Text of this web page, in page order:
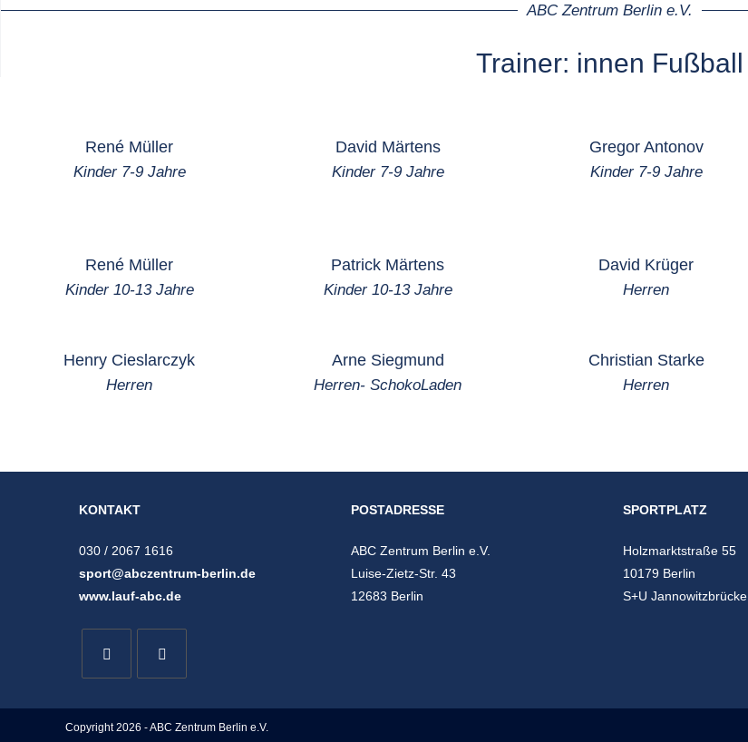
ABC Zentrum Berlin e.V.
Trainer: innen Fußball
René Müller
Kinder 7-9 Jahre
David Märtens
Kinder 7-9 Jahre
Gregor Antonov
Kinder 7-9 Jahre
René Müller
Kinder 10-13 Jahre
Patrick Märtens
Kinder 10-13 Jahre
David Krüger
Herren
Henry Cieslarczyk
Herren
Arne Siegmund
Herren- SchokoLaden
Christian Starke
Herren
KONTAKT
030 / 2067 1616
sport@abczentrum-berlin.de
www.lauf-abc.de
POSTADRESSE
ABC Zentrum Berlin e.V.
Luise-Zietz-Str. 43
12683 Berlin
SPORTPLATZ
Holzmarktstraße 55
10179 Berlin
S+U Jannowitzbrücke
Copyright 2026 - ABC Zentrum Berlin e.V.